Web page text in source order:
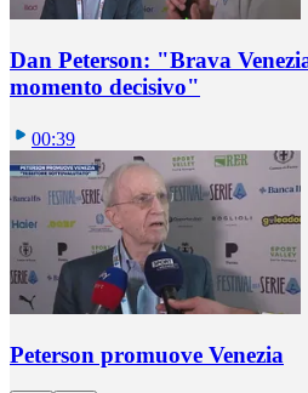
Dan Peterson: "Brava
momento decisivo"
00:39
Peterson promuove Venezia